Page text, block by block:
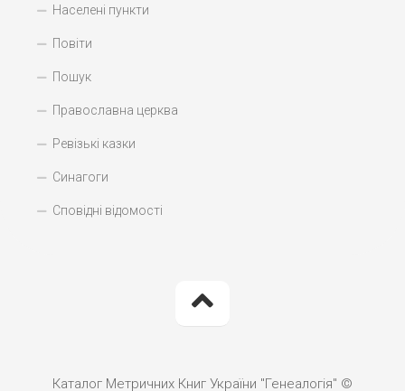
Населені пункти
Повіти
Пошук
Православна церква
Ревізькі казки
Синагоги
Сповідні відомості
Каталог Метричних Книг України "Генеалогія" ©